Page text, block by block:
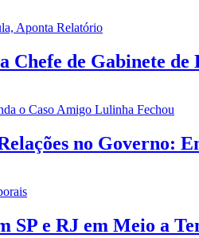
Chefe de Gabinete
no Governo:
SP e RJ em Meio a